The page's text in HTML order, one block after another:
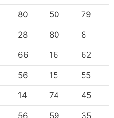
80 50 79
28 80 8
66 16 62
56 15 55
14 74 45
56 59 35